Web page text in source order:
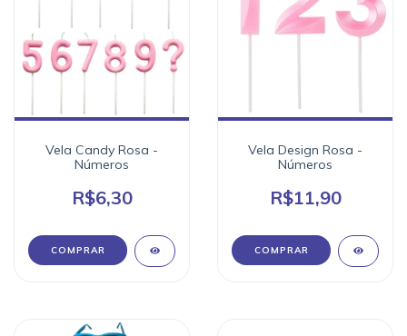
Vela Candy Rosa -
Números
R$6,30
COMPRAR
Vela Design Rosa -
Números
R$11,90
COMPRAR